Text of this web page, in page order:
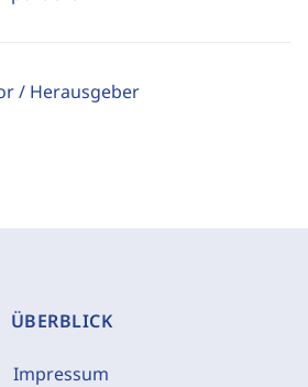
/ Herausgeber
ÜBERBLICK
Impressum